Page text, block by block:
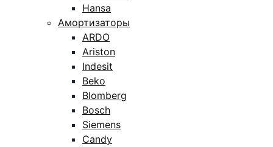
Hansa
Амортизаторы
ARDO
Ariston
Indesit
Beko
Blomberg
Bosch
Siemens
Candy